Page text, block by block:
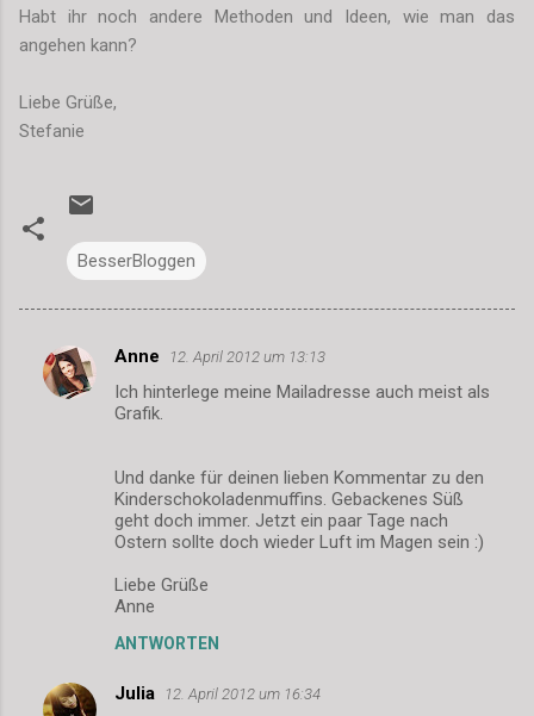
Habt ihr noch andere Methoden und Ideen, wie man das
angehen kann?
Liebe Grüße,
Stefanie
BesserBloggen
K
o
Anne 12. April 2012 um 13:13
Ich hinterlege meine Mailadresse auch meist als
Grafik.
Und danke für deinen lieben Kommentar zu den
Kinderschokoladenmuffins. Gebackenes Süß
geht doch immer. Jetzt ein paar Tage nach
Ostern sollte doch wieder Luft im Magen sein :)
Liebe Grüße
Anne
ANTWORTEN
Julia 12. April 2012 um 16:34